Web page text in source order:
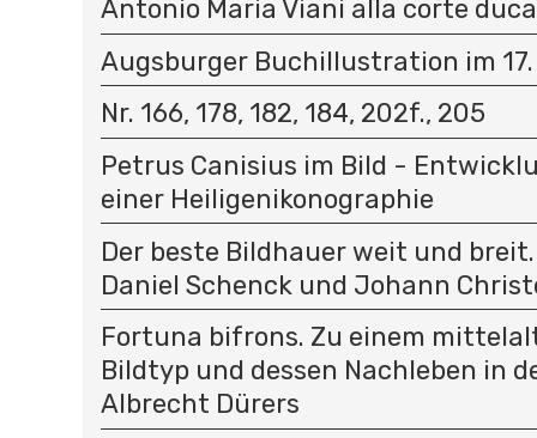
Antonio Maria Viani alla corte
Augsburger Buchillustration im
Nr. 166, 178, 182, 184, 202f., 205
Petrus Canisius im Bild -
einer Heiligenikonographie
Der beste Bildhauer weit und
Daniel Schenck und Johann
Fortuna bifrons. Zu einem
Bildtyp und dessen Nachleben in
Albrecht Dürers